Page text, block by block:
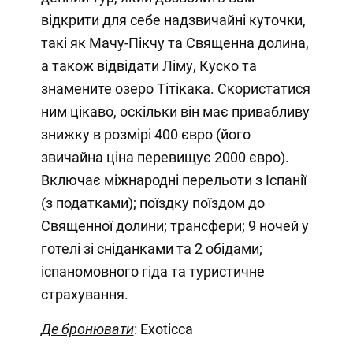
відкрити для себе надзвичайні куточки,
такі як Мачу-Пікчу та Священна долина,
а також відвідати Ліму, Куско та
знамените озеро Тітікака. Скористатися
ним цікаво, оскільки він має привабливу
знижку в розмірі 400 євро (його
звичайна ціна перевищує 2000 євро).
Включає міжнародні перельоти з Іспанії
(з податками); поїздку поїздом до
Священної долини; трансфери; 9 ночей у
готелі зі сніданками та 2 обідами;
іспаномовного гіда та туристичне
страхування.
Де бронювати: Exoticca